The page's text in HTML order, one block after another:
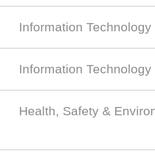
Information Technology
Information Technology
Health, Safety &